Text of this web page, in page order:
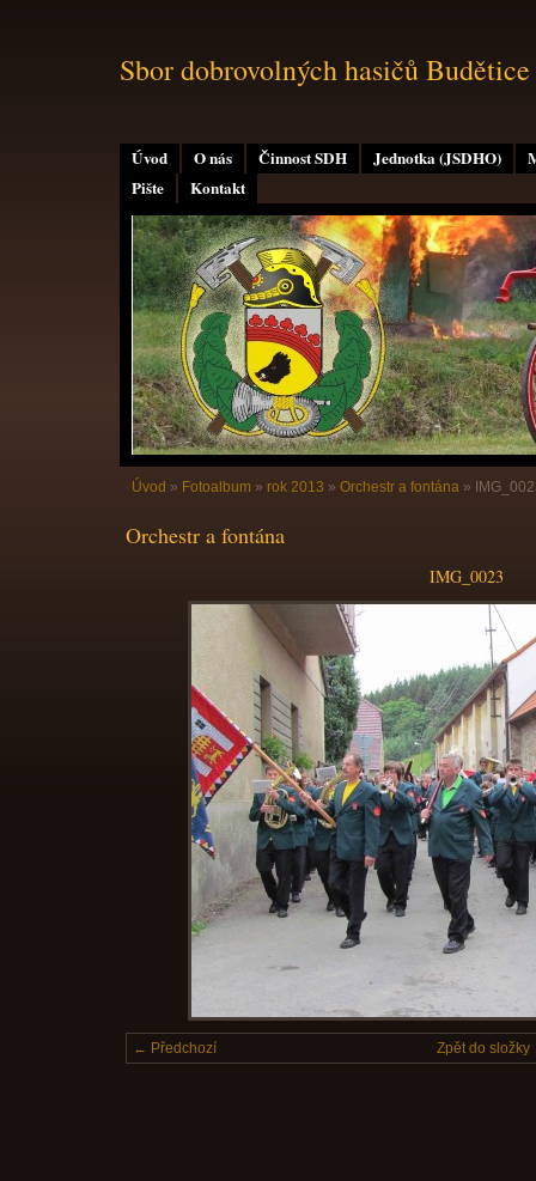
Úvod O nás Činnost SDH Jednotka (JSDHO)
Pište
Kontakt
Sbor dobrovolných hasičů Budětice
Úvod » Fotoalbum » rok 2013 » Orchestr a fontána »
Orchestr a fontána
IMG_0023
← Předchozí Zpět do složky